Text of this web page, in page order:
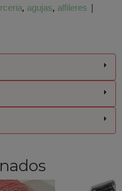
agujas alfileres |